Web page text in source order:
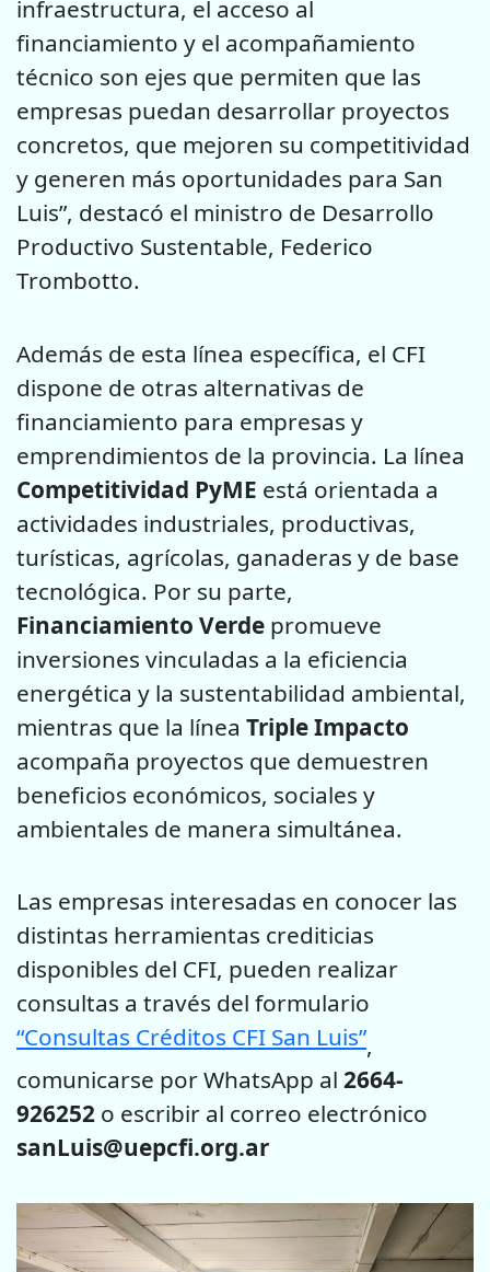
infraestructura, el acceso al
financiamiento y el acompañamiento
técnico son ejes que permiten que las
empresas puedan desarrollar proyectos
concretos, que mejoren su competitividad
y generen más oportunidades para San
Luis”, destacó el ministro de Desarrollo
Productivo Sustentable, Federico
Trombotto.
Además de esta línea específica, el CFI
dispone de otras alternativas de
financiamiento para empresas y
emprendimientos de la provincia. La línea
Competitividad PyME está orientada a
actividades industriales, productivas,
turísticas, agrícolas, ganaderas y de base
tecnológica. Por su parte,
Financiamiento Verde promueve
inversiones vinculadas a la eficiencia
energética y la sustentabilidad ambiental,
mientras que la línea Triple Impacto
acompaña proyectos que demuestren
beneficios económicos, sociales y
ambientales de manera simultánea.
Las empresas interesadas en conocer las
distintas herramientas crediticias
disponibles del CFI, pueden realizar
consultas a través del formulario
“Consultas Créditos CFI San Luis”,
comunicarse por WhatsApp al 2664-
926252 o escribir al correo electrónico
sanLuis@uepcfi.org.ar